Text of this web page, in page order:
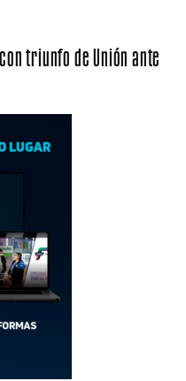
triunfo de Unión ante